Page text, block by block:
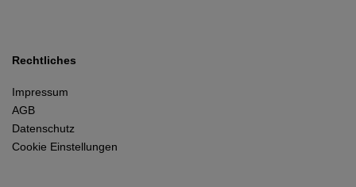
Rechtliches
Impressum
AGB
Datenschutz
Cookie Einstellungen